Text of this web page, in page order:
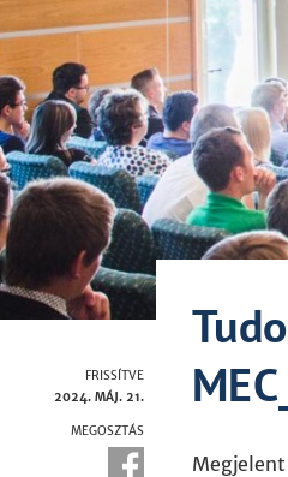
FRISSÍTVE
2024. MÁJ. 21.
MEGOSZTÁS
Megjelent